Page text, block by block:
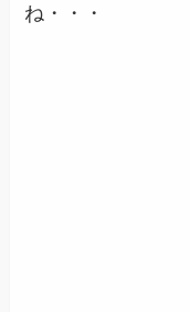
ね・・・